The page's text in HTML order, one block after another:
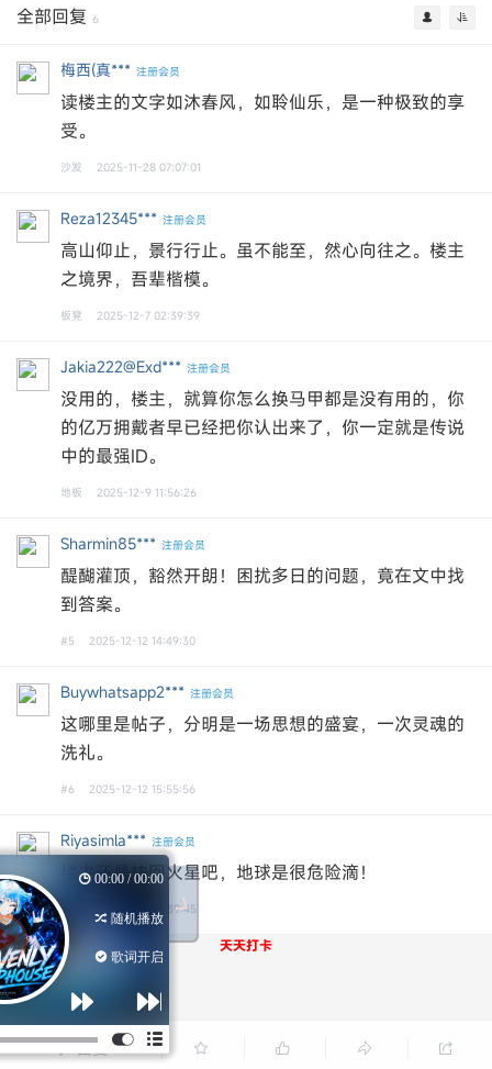
全部回复 6
梅西(真*** 注册会员
读楼主的文字如沐春风，如聆仙乐，是一种极致的享
受。‌‌
沙发 2025-11-28 07:07:01
Reza12345*** 注册会员
高山仰止，景行行止。虽不能至，然心向往之。楼主
之境界，吾辈楷模。
板凳 2025-12-7 02:39:39
Jakia222@exd*** 注册会员
没用的，楼主，就算你怎么换马甲都是没有用的，你
的亿万拥戴者早已经把你认出来了，你一定就是传说
中的最强ID。
地板 2025-12-9 11:56:26
Sharmin85*** 注册会员
醍醐灌顶，豁然开朗！困扰多日的问题，竟在文中找
到答案。‌‌
#5 2025-12-12 14:49:30
Buywhatsapp2*** 注册会员
这哪里是帖子，分明是一场思想的盛宴，一次灵魂的
洗礼。
#6 2025-12-12 15:55:56
Riyasimla*** 注册会员
楼主还是快回火星吧，地球是很危险滴！
#7 2025-12-13 08:39:45
回复
SLAPHOUSE 00:00 / 00:00
MerrinZephyr
HEAVENLY SLA...
天天打卡